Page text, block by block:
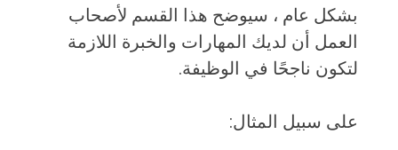
بشكل عام ، سيوضح هذا القسم لأصحاب
العمل أن لديك المهارات والخبرة اللازمة
لتكون ناجحًا في الوظيفة.
على سبيل المثال: